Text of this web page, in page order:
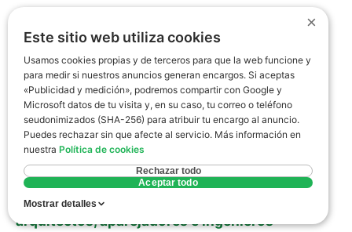
aislamiento y con calefacciones obsoletas.
Quién hace el certificado
energético en Vigo
Según establece elRD 390/2021, solo los
técnicos competentes que posean la titulación
académica habilitante pueden firmar este
documento. En Vigo, trabajamos con una red de
arquitectos, aparejadores e ingenieros
×
Este sitio web utiliza cookies
Usamos cookies propias y de terceros para que la web funcione y
para medir si nuestros anuncios generan encargos. Si aceptas
«Publicidad y medición», podremos compartir con Google y
Microsoft datos de tu visita y, en su caso, tu correo o teléfono
seudonimizados (SHA-256) para atribuir tu encargo al anuncio.
Puedes rechazar sin que afecte al servicio. Más información en
nuestra Política de cookies
Rechazar todo
Aceptar todo
Mostrar detalles